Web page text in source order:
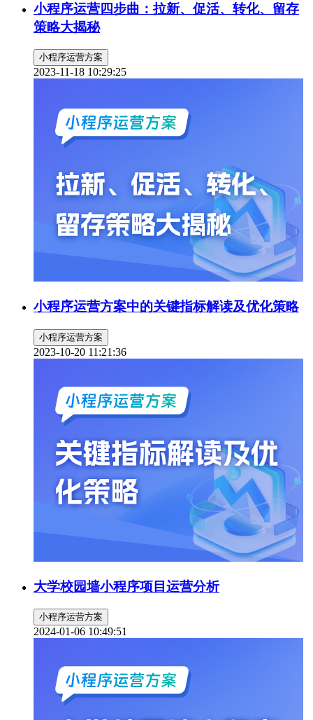
小程序运营四步曲：拉新、促活、转化、留存
策略大揭秘
小程序运营方案
2023-11-18 10:29:25
小程序运营方案中的关键指标解读及优化策略
小程序运营方案
2023-10-20 11:21:36
大学校园墙小程序项目运营分析
小程序运营方案
2024-01-06 10:49:51